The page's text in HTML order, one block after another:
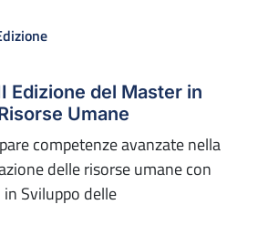
Edizione del Master in
Umane
competenze avanzate nella
delle risorse umane con
Sviluppo delle